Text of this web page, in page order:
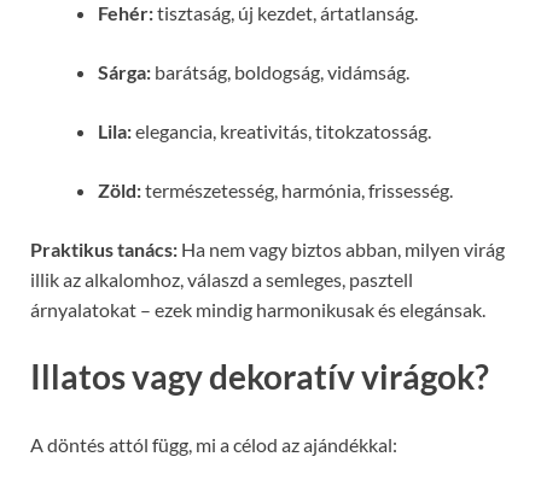
Fehér:tisztaság, új kezdet, ártatlanság.
Sárga: barátság, boldogság, vidámság.
Lila:elegancia, kreativitás, titokzatosság.
Zöld:természetesség, harmónia, frissesség.
Praktikus tanács: Ha nem vagy biztos abban, milyen virág
illik az alkalomhoz, válaszd a semleges, pasztell
árnyalatokat – ezek mindig harmonikusak és elegánsak.
Illatos vagy dekoratív virágok?
A döntés attól függ, mi a célod az ajándékkal: